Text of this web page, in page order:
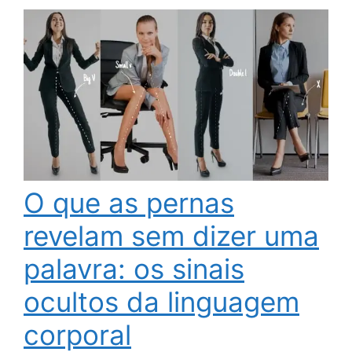
O que as pernas
revelam sem dizer uma
palavra: os sinais
ocultos da linguagem
corporal